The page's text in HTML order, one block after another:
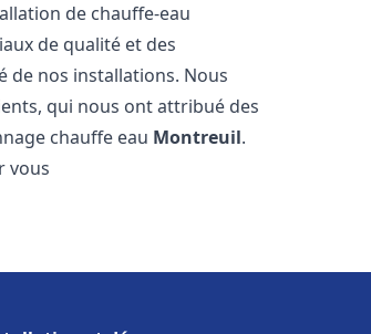
de chauffe-eau
de qualité et des
de nos installations. Nous
qui nous ont attribué des
chauffe eau Montreuil.
vous